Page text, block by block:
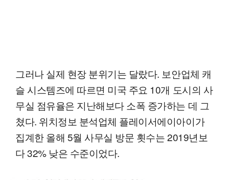
그러나 실제 현장 분위기는 달랐다. 보안업체 캐
슬 시스템즈에 따르면 미국 주요 10개 도시의 사
무실 점유율은 지난해보다 소폭 증가하는 데 그
쳤다. 위치정보 분석업체 플레이서에이아이가
집계한 올해 5월 사무실 방문 횟수는 2019년보
다 32% 낮은 수준이었다.